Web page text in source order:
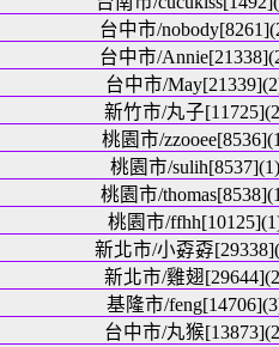
台中市/
台中市/
台中市/
新竹市/丸子
桃園市/
桃園市/sulih[8537](1)
桃園市/
桃園市/
新北市/小孬孬
新北市/雞翅
基隆市/
台中市/丸猴